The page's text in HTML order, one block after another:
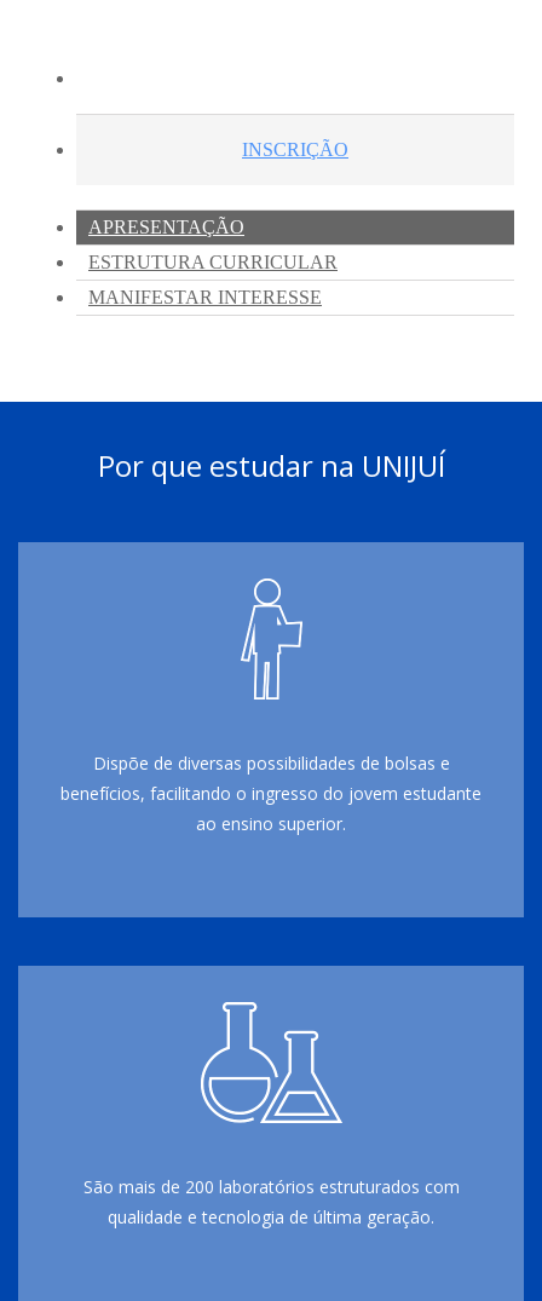
Por que estudar na UNIJUÍ
Dispõe de diversas possibilidades de bolsas e
benefícios, facilitando o ingresso do jovem estudante
ao ensino superior.
São mais de 200 laboratórios estruturados com
qualidade e tecnologia de última geração.